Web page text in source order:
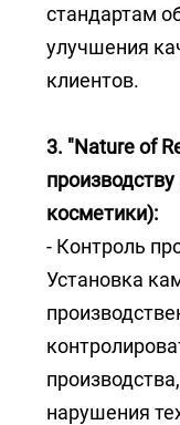
стандартам
улучшения
клиентов.
3. "Nature of
косметики):
- Контроль
Установка
нарушения